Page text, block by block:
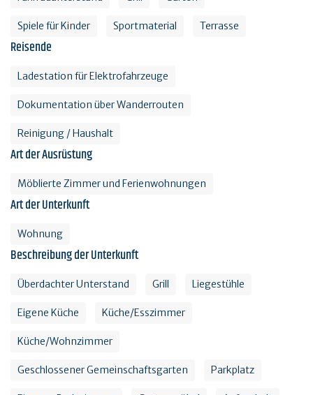
Spiele für Kinder Sportmaterial Terrasse
Reisende
Ladestation für Elektrofahrzeuge
Dokumentation über Wanderrouten
Reinigung / Haushalt
Art der Ausrüstung
Möblierte Zimmer und Ferienwohnungen
Art der Unterkunft
Wohnung
Beschreibung der Unterkunft
Überdachter Unterstand Grill Liegestühle
Eigene Küche Küche/Esszimmer
Küche/Wohnzimmer
Geschlossener Gemeinschaftsgarten Parkplatz